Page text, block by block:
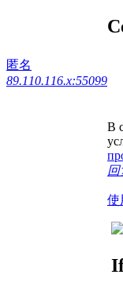
匿名
89.110.116.x:55099
В
回
使